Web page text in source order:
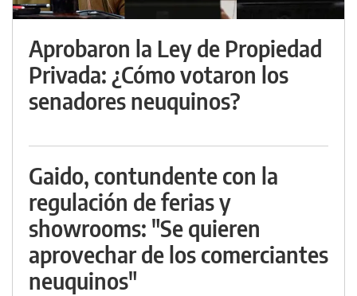
Aprobaron la Ley de Propiedad
Privada: ¿Cómo votaron los
senadores neuquinos?
Gaido, contundente con la
regulación de ferias y
showrooms: "Se quieren
aprovechar de los comerciantes
neuquinos"